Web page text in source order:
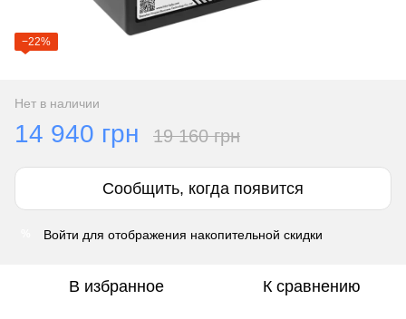
−22%
Нет в наличии
14 940 грн 19 160 грн
Сообщить, когда появится
Войти для отображения накопительной скидки
В избранное К сравнению